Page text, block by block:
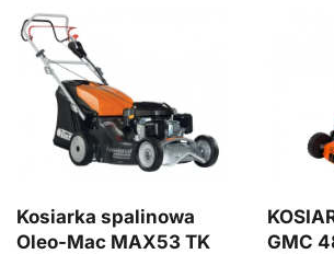
Kosiarka spalinowa
Oleo-Mac MAX53 TK
GMC